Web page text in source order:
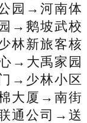
园→河南体
→鹅坡武校
林新旅客核
→大禹家园
→少林小区
大厦→南街
通公司→送